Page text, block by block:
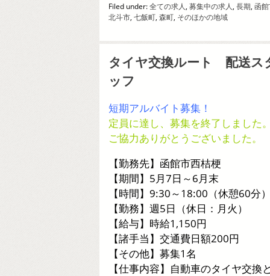
Filed under:全ての求人, 募集中の求人, 長期, 函
北斗市, 七飯町, 森町, そのほかの地域
タイヤ交換ルート 配送ス
ッフ
短期アルバイト募集！
定員に達し、募集を終了しました
ご協力ありがとうございました。
【勤務先】函館市西桔梗
【期間】5月7日～6月末
【時間】9:30～18:00（休憩60分
【勤務】週5日（休日：月火）
【給与】時給1,150円
【諸手当】交通費日額200円
【その他】募集1名
【仕事内容】自動車のタイヤ交換